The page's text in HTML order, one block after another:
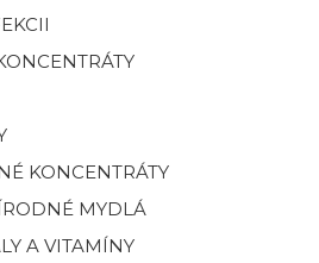
KONCENTRÁTY
MYDLÁ
A VITAMÍNY